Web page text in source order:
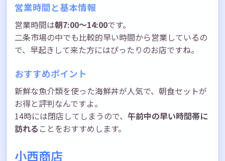
営業時間と基本情報
営業時間は朝7:00〜14:00です。
二条市場の中でも比較的早い時間から営業しているの
で、早起きして来た方にはぴったりのお店ですね。
おすすめポイント
新鮮な魚介類を使った海鮮丼が人気で、朝食セットが
お得と評判なんですよ。
14時には閉店してしまうので、 午前中の早い時間帯に
訪れる ことをおすすめします。
小西商店